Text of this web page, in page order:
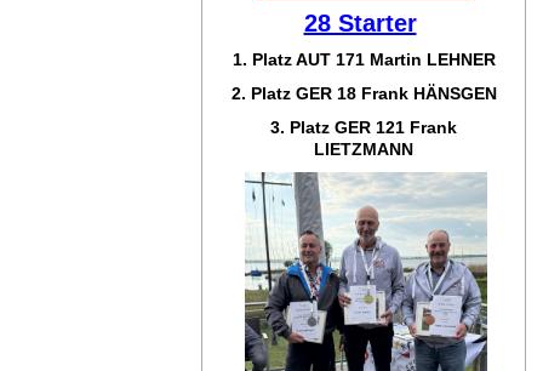
28 Starter
1. Platz AUT 171 Martin LEHNER
2. Platz GER 18 Frank HÄNSGEN
3. Platz GER 121 Frank
LIETZMANN